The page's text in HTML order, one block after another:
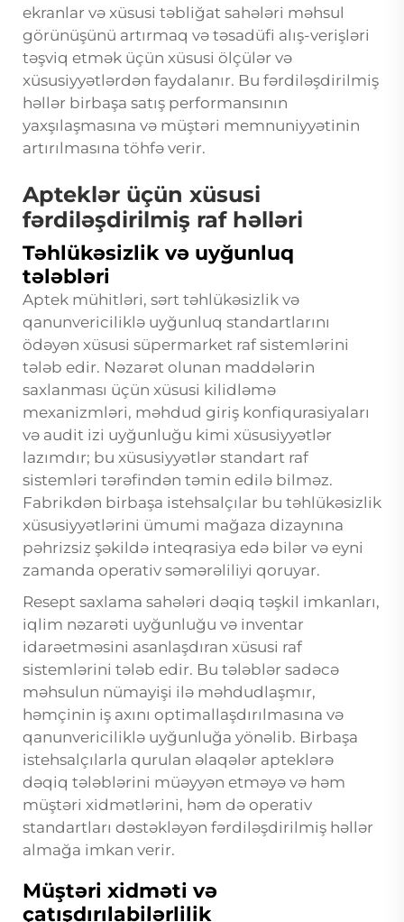
ekranlar və xüsusi təbliğat sahələri məhsul
görünüşünü artırmaq və təsadüfi alış-verişləri
təşviq etmək üçün xüsusi ölçülər və
xüsusiyyətlərdən faydalanır. Bu fərdiləşdirilmiş
həllər birbaşa satış performansının
yaxşılaşmasına və müştəri memnuniyyətinin
artırılmasına töhfə verir.
Apteklər üçün xüsusi
fərdiləşdirilmiş raf həlləri
Təhlükəsizlik və uyğunluq
tələbləri
Aptek mühitləri, sərt təhlükəsizlik və
qanunvericiliklə uyğunluq standartlarını
ödəyən xüsusi süpermarket raf sistemlərini
tələb edir. Nəzarət olunan maddələrin
saxlanması üçün xüsusi kilidləmə
mexanizmləri, məhdud giriş konfiqurasiyaları
və audit izi uyğunluğu kimi xüsusiyyətlər
lazımdır; bu xüsusiyyətlər standart raf
sistemləri tərəfindən təmin edilə bilməz.
Fabrikdən birbaşa istehsalçılar bu təhlükəsizlik
xüsusiyyətlərini ümumi mağaza dizaynına
pəhrizsiz şəkildə inteqrasiya edə bilər və eyni
zamanda operativ səmərəliliyi qoruyar.
Resept saxlama sahələri dəqiq təşkil imkanları,
iqlim nəzarəti uyğunluğu və inventar
idarəetməsini asanlaşdıran xüsusi raf
sistemlərini tələb edir. Bu tələblər sadəcə
məhsulun nümayişi ilə məhdudlaşmır,
həmçinin iş axını optimallaşdırılmasına və
qanunvericiliklə uyğunluğa yönəlib. Birbaşa
istehsalçılarla qurulan əlaqələr apteklərə
dəqiq tələblərini müəyyən etməyə və həm
müştəri xidmətlərini, həm də operativ
standartları dəstəkləyən fərdiləşdirilmiş həllər
almağa imkan verir.
Müştəri xidməti və
çatışdırılabilərlilik